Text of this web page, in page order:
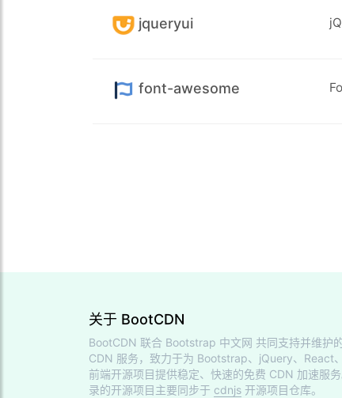
jqueryui
font-awesome
关于 BootCDN
BootCDN 联合 Bootstrap 中文网 共同支持并维护
CDN 服务，致力于为 Bootstrap、jQuery、React
前端开源项目提供稳定、快速的免费 CDN 加速服
录的开源项目主要同步于 cdnjs 开源项目仓库。